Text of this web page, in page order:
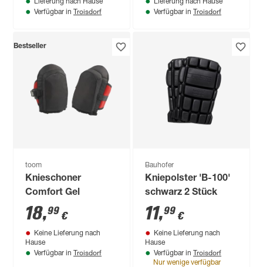
Lieferung nach Hause
Verfügbar in Troisdorf
Lieferung nach Hause
Verfügbar in Troisdorf
Bestseller
toom
Knieschoner
Comfort Gel
18,99 €
Keine Lieferung nach
Hause
Verfügbar in Troisdorf
Bauhofer
Kniepolster 'B-100'
schwarz 2 Stück
11,99 €
Keine Lieferung nach
Hause
Verfügbar in Troisdorf
Nur wenige verfügbar